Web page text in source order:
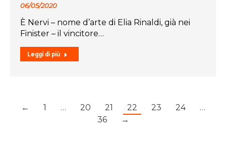
06/05/2020
È Nervi – nome d’arte di Elia Rinaldi, già nei
Finister – il vincitore…
Leggi di più
← 1 … 20 21 22 23 24
…
36
→